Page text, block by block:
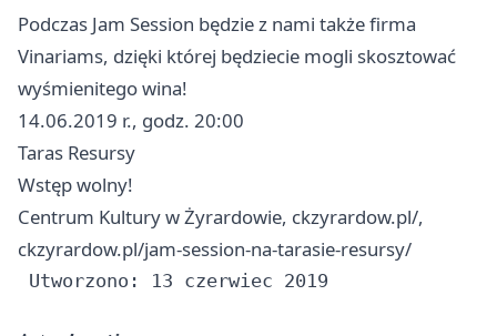
Podczas Jam Session będzie z nami także firma
Vinariams, dzięki której będziecie mogli skosztować
wyśmienitego wina!
14.06.2019 r., godz. 20:00
Taras Resursy
Wstęp wolny!
Centrum Kultury w Żyrardowie, ckzyrardow.pl/,
ckzyrardow.pl/jam-session-na-tarasie-resursy/